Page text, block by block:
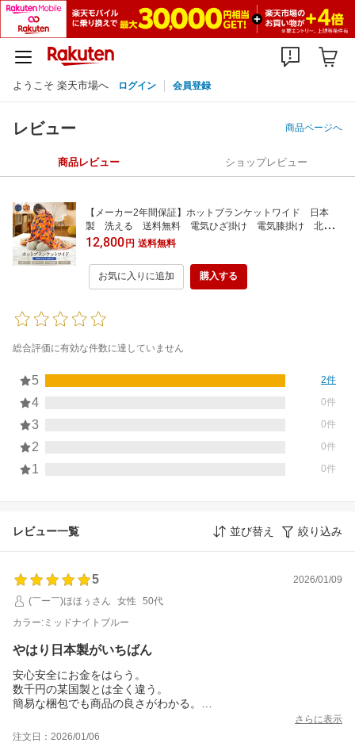
ようこそ 楽天市場へ ログイン 会員登録
レビュー 商品ページへ
商品レビュー ショップレビュー
【メーカー2年間保証】ホットブランケットワイド 日本
製 洗える 送料無料 電気ひざ掛け 電気膝掛け 北欧テ
イスト ダニ退治 タイマー 省エネ おしゃれ 椙山紡織
12,800円 送料無料
お気に入りに追加 購入する
総合評価に有効な件数に達していません
5 2件
4 0件
3 0件
2 0件
1 0件
レビュー一覧 並び替え 絞り込み
5
2026/01/09
(￣ー￣)ほほぅさん
女性
50代
カラー:ミッドナイトブルー
やはり日本製がいちばん
安心安全にお金をはらう。
数千円の某国製とは全く違う。
簡易な梱包でも商品の良さがわかる。
140角を購入したけど、小さい方も欲しいな。
さらに表示
注文日：2026/01/06